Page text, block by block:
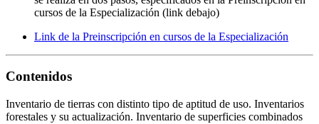
cursos de la Especialización (link debajo)
Link de la Preinscripción en cursos de la Especialización
Contenidos
Inventario de tierras con distinto tipo de aptitud de uso. Inventarios
forestales y su actualización. Inventario de superficies combinados